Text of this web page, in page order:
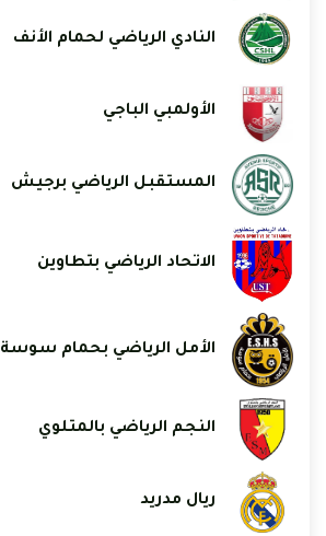
النادي الرياضي لحمام الأنف
الأولمبي الباجي
المستقبل الرياضي برجيش
الاتحاد الرياضي بتطاوين
الأمل الرياضي بحمام سوسة
النجم الرياضي بالمتلوي
ريال مدريد